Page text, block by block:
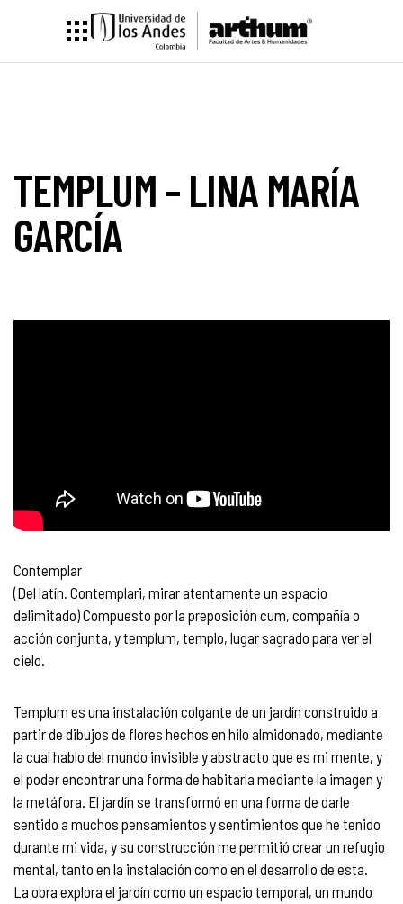
TEMPLUM – LINA MARÍA
GARCÍA
Contemplar
(Del latín. Contemplari, mirar atentamente un espacio
delimitado) Compuesto por la preposición cum, compañía o
acción conjunta, y templum, templo, lugar sagrado para ver el
cielo.
Templum es una instalación colgante de un jardín construido a
partir de dibujos de flores hechos en hilo almidonado, mediante
la cual hablo del mundo invisible y abstracto que es mi mente, y
el poder encontrar una forma de habitarla mediante la imagen y
la metáfora. El jardín se transformó en una forma de darle
sentido a muchos pensamientos y sentimientos que he tenido
durante mi vida, y su construcción me permitió crear un refugio
mental, tanto en la instalación como en el desarrollo de esta.
La obra explora el jardín como un espacio temporal, un mundo